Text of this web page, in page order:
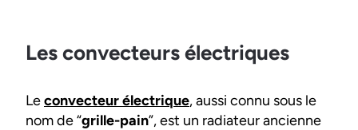
Les convecteurs électriques
Leconvecteur électrique, aussi connu sous le
nom de “grille-pain”, est un radiateur ancienne